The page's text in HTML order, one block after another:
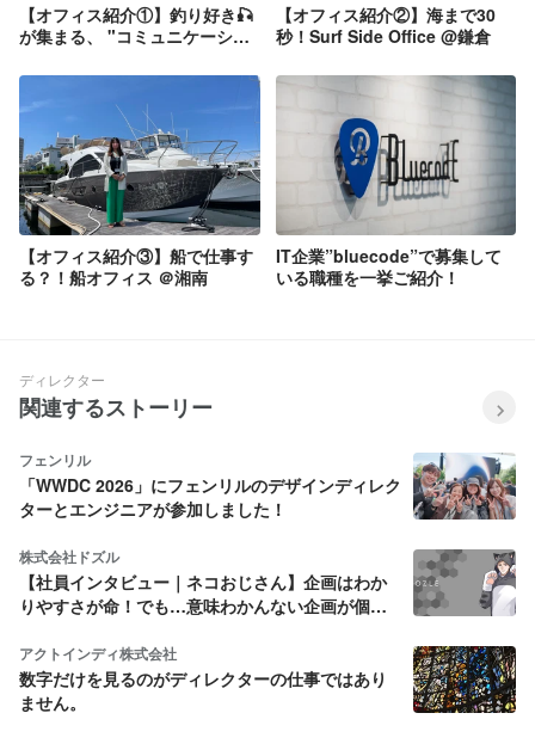
【オフィス紹介①】釣り好き🎣
が集まる、 "コミュニケーショ
【オフィス紹介②】海まで30
秒！Surf Side Office @鎌倉
【オフィス紹介③】船で仕事す
る？！船オフィス ＠湘南
IT企業”bluecode”で募集して
いる職種を一挙ご紹介！
ディレクター
関連するストーリー
フェンリル
「WWDC 2026」にフェンリルのデザインディレク
ターとエンジニアが参加しました！
株式会社ドズル
【社員インタビュー｜ネコおじさん】企画はわか
りやすさが命！でも…意味わかんない企画が個人
アクトインディ株式会社
数字だけを見るのがディレクターの仕事ではあり
ません。